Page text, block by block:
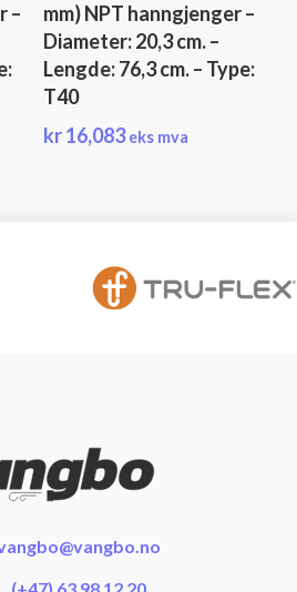
–
mm) NPT hanngjenger –
Diameter: 20,3 cm. –
Lengde: 76,3 cm. – Type:
T40
kr16,083 eks mva